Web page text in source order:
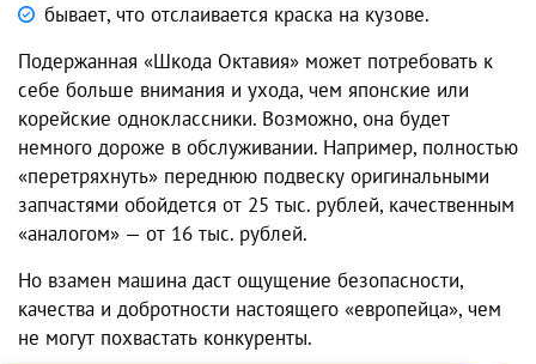
бывает, что отслаивается краска на кузове.
Подержанная «Шкода Октавия» может потребовать к
себе больше внимания и ухода, чем японские или
корейские одноклассники. Возможно, она будет
немного дороже в обслуживании. Например, полностью
«перетряхнуть» переднюю подвеску оригинальными
запчастями обойдется от 25 тыс. рублей, качественным
«аналогом» — от 16 тыс. рублей.
Но взамен машина даст ощущение безопасности,
качества и добротности настоящего «европейца», чем
не могут похвастать конкуренты.